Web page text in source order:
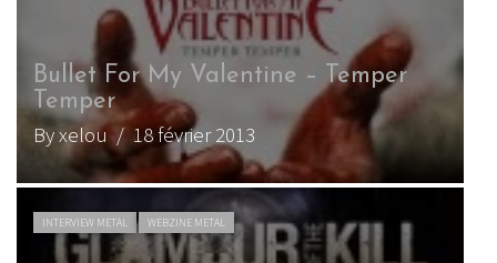
Bullet For My Valentine – Temper
Temper
By xelou / 18 février 2013
INTERVIEW METAL WEBZINE METAL